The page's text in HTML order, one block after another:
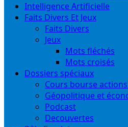
Intelligence Artificielle
Faits Divers Et Jeux
Faits Divers
Jeux
Mots fléchés
Mots croisés
Dossiers spéciaux
Cours bourse
Géopolitique et
Podcast
Decouvertes